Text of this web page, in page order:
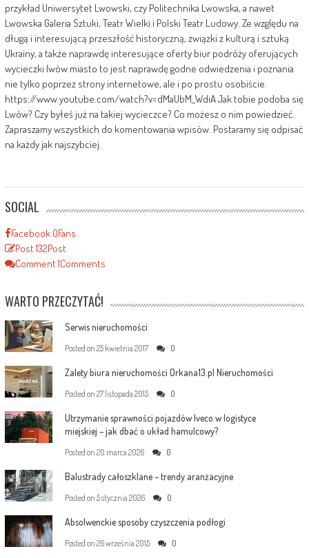
przykład Uniwersytet Lwowski, czy Politechnika Lwowska, a nawet
Lwowska Galeria Sztuki, Teatr Wielki i Polski Teatr Ludowy. Ze względu na
długą i interesującą przeszłość historyczną, związki z kulturą i sztuką
Ukrainy, a także naprawdę interesujące oferty biur podróży oferujących
wycieczki lwów miasto to jest naprawdę godne odwiedzenia i poznania
nie tylko poprzez strony internetowe, ale i po prostu osobiście.
https://www.youtube.com/watch?v=dMaUbM_WdiA Jak tobie podoba się
Lwów? Czy byłeś już na takiej wycieczce? Co możesz o nim powiedzieć.
Zapraszamy wszystkich do komentowania wpisów. Postaramy się odpisać
na każdy jak najszybciej.
SOCIAL
Facebook 0Fans
Post132Post
Comment1Comments
WARTO PRZECZYTAĆ!
Serwis nieruchomości
Posted on 25 kwietnia 2017 0
Zalety biura nieruchomości Orkana13.pl Nieruchomości
Posted on 27 listopada 2015 0
Utrzymanie sprawności pojazdów Iveco w logistyce
miejskiej – jak dbać o układ hamulcowy?
Posted on 20 marca 2026 0
Balustrady całoszklane – trendy aranżacyjne
Posted on 5 stycznia 2026 0
Absolwenckie sposoby czyszczenia podłogi
Posted on 26 września 2015 0